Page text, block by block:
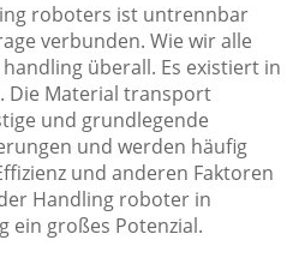
roboters ist untrennbar
verbunden. Wie wir alle
überall. Es existiert in
Die Material transport
und grundlegende
und werden häufig
und anderen Faktoren
Handling roboter in
ein großes Potenzial.